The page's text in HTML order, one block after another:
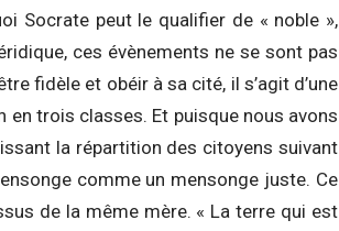
Socrate peut le qualifier de « noble »,
ces évènements ne se sont pas
fidèle et obéir à sa cité, il s’agit d’une
trois classes. Et puisque nous avons
la répartition des citoyens suivant
comme un mensonge juste. Ce
de la même mère. « La terre qui est